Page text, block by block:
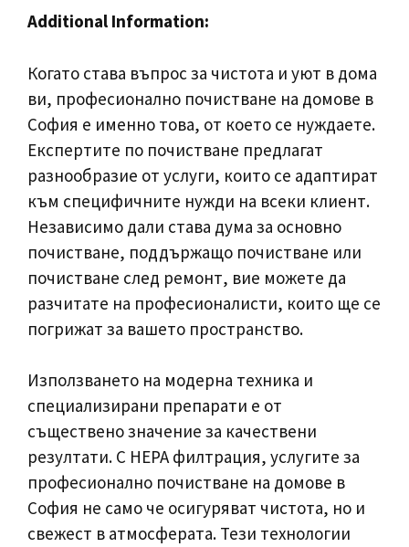
Additional Information:
Когато става въпрос за чистота и уют в дома
ви, професионално почистване на домове в
София е именно това, от което се нуждаете.
Експертите по почистване предлагат
разнообразие от услуги, които се адаптират
към специфичните нужди на всеки клиент.
Независимо дали става дума за основно
почистване, поддържащо почистване или
почистване след ремонт, вие можете да
разчитате на професионалисти, които ще се
погрижат за вашето пространство.
Използването на модерна техника и
специализирани препарати е от
съществено значение за качествени
резултати. С HEPA филтрация, услугите за
професионално почистване на домове в
София не само че осигуряват чистота, но и
свежест в атмосферата. Тези технологии